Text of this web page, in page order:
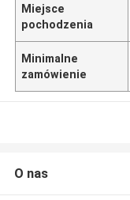
Miejsce
pochodzenia
Minimalne
zamówienie
O nas